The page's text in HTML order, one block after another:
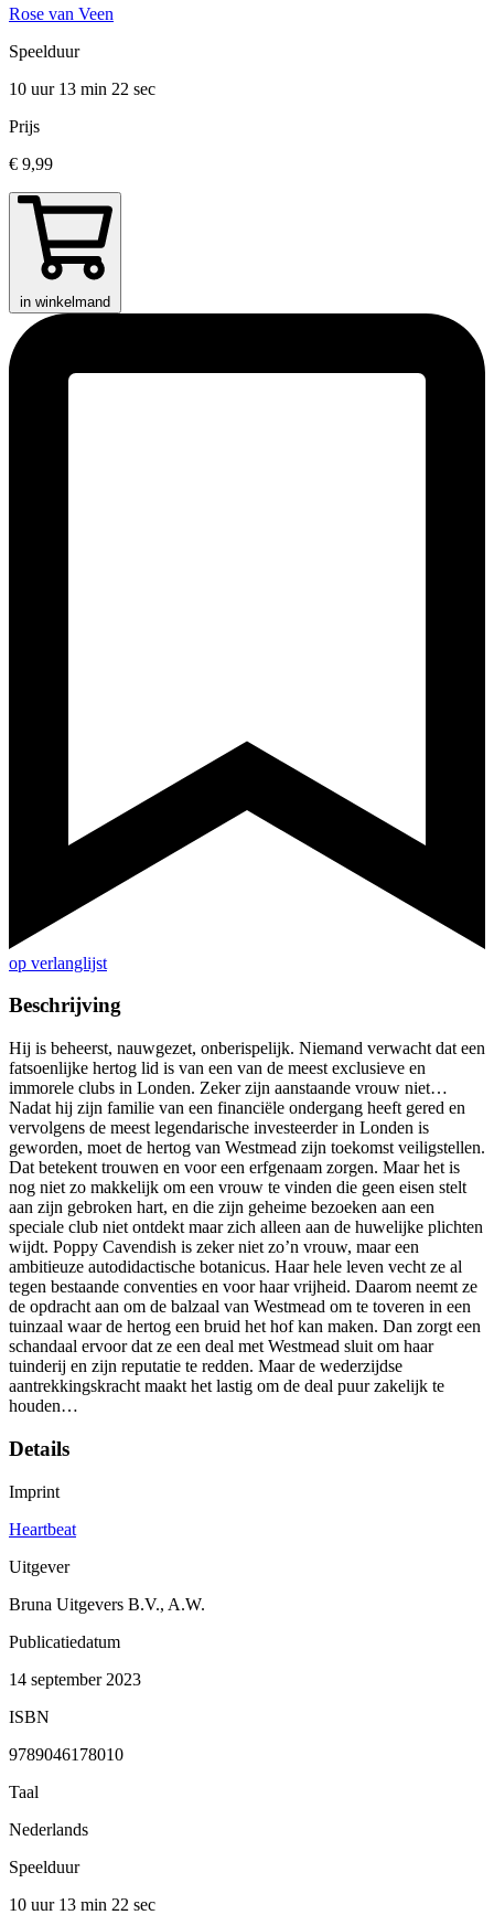
Rose van Veen
Speelduur
10 uur 13 min 22 sec
Prijs
€ 9,99
in winkelmand
op verlanglijst
Beschrijving
Hij is beheerst, nauwgezet, onberispelijk. Niemand verwacht dat een
fatsoenlijke hertog lid is van een van de meest exclusieve en
immorele clubs in Londen. Zeker zijn aanstaande vrouw niet…
Nadat hij zijn familie van een financiële ondergang heeft gered en
vervolgens de meest legendarische investeerder in Londen is
geworden, moet de hertog van Westmead zijn toekomst veiligstellen.
Dat betekent trouwen en voor een erfgenaam zorgen. Maar het is
nog niet zo makkelijk om een vrouw te vinden die geen eisen stelt
aan zijn gebroken hart, en die zijn geheime bezoeken aan een
speciale club niet ontdekt maar zich alleen aan de huwelijke plichten
wijdt. Poppy Cavendish is zeker niet zo’n vrouw, maar een
ambitieuze autodidactische botanicus. Haar hele leven vecht ze al
tegen bestaande conventies en voor haar vrijheid. Daarom neemt ze
de opdracht aan om de balzaal van Westmead om te toveren in een
tuinzaal waar de hertog een bruid het hof kan maken. Dan zorgt een
schandaal ervoor dat ze een deal met Westmead sluit om haar
tuinderij en zijn reputatie te redden. Maar de wederzijdse
aantrekkingskracht maakt het lastig om de deal puur zakelijk te
houden…
Details
Imprint
Heartbeat
Uitgever
Bruna Uitgevers B.V., A.W.
Publicatiedatum
14 september 2023
ISBN
9789046178010
Taal
Nederlands
Speelduur
10 uur 13 min 22 sec